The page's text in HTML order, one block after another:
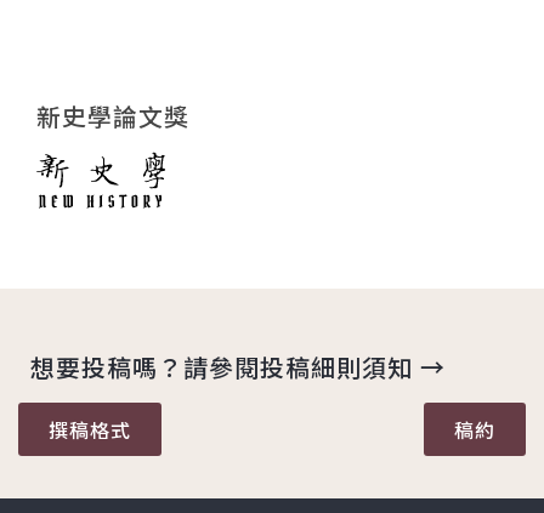
新史學論文獎
想要投稿嗎？請參閱投稿細則須知 →
撰稿格式 稿約